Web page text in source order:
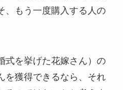
、もう一度購入する人の
式を挙げた花嫁さん）の
を獲得できるなら、それ